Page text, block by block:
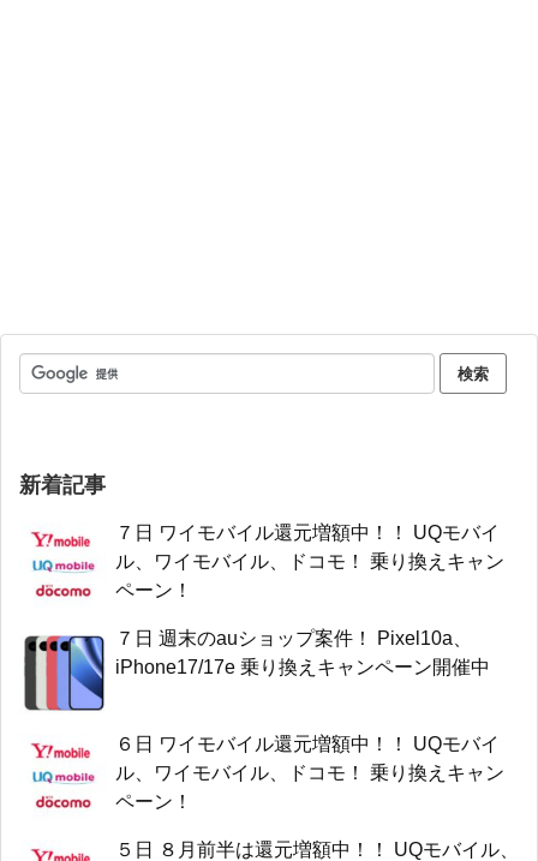
新着記事
７日 ワイモバイル還元増額中！！ UQモバイ
ル、ワイモバイル、ドコモ！ 乗り換えキャン
ペーン！
７日 週末のauショップ案件！ Pixel10a、
iPhone17/17e 乗り換えキャンペーン開催中
６日 ワイモバイル還元増額中！！ UQモバイ
ル、ワイモバイル、ドコモ！ 乗り換えキャン
ペーン！
５日 ８月前半は還元増額中！！ UQモバイル、